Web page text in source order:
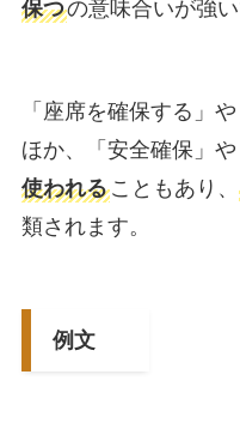
保つの意味合いが強い
「座席を確保する」
ほか、「安全確保」
使われることもあり、
類されます。
例文